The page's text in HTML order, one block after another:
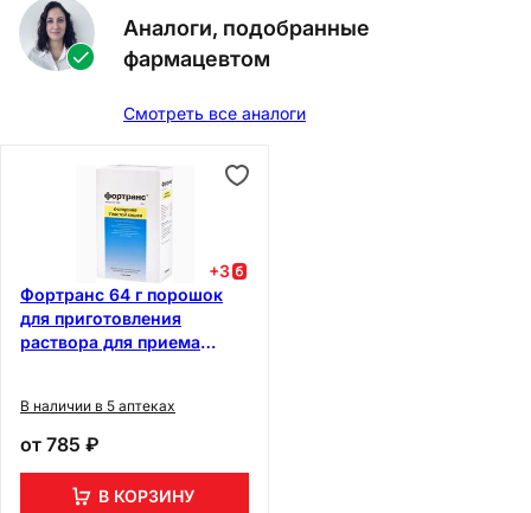
Аналоги, подобранные
фармацевтом
Смотреть все аналоги
+3
Фортранс 64 г порошок
для приготовления
раствора для приема
В наличии в 5 аптеках
от 785 ₽
В КОРЗИНУ